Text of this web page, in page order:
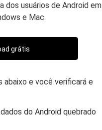
dos usuários de Android em
e Mac.
grátis
abaixo e você verificará e
do Android quebrado